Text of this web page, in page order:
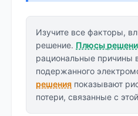
Изучите все факторы,
решение. Плюсы
рациональные причины
подержанного
решения показывают
потери, связанные с